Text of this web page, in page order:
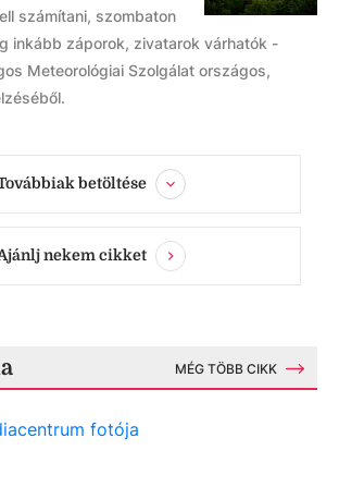
számítani, szombaton
inkább záporok, zivatarok várhatók -
Meteorológiai Szolgálat országos,
betöltése
nekem cikket
MÉG TÖBB CIKK